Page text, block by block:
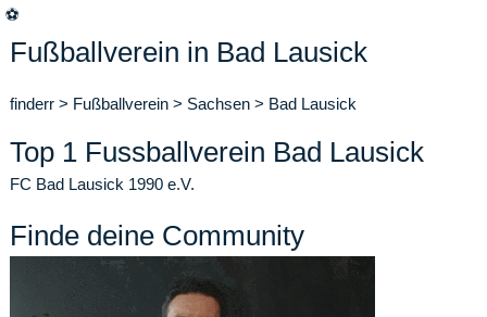
⚽
Fußballverein in Bad Lausick
finderr > Fußballverein > Sachsen > Bad Lausick
Top 1 Fussballverein Bad Lausick
FC Bad Lausick 1990 e.V.
Finde deine Community